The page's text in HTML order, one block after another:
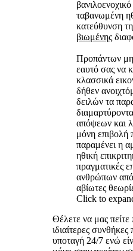
ταβανωμένη
κατεύθυνση
βιωμένης
Προπάντων
εαυτό σας να
κλασσικά
δήθεν
δειλών τα
απόψεων και
μόνη επιβολή
παραμένει η
ηθική
πραγματικές
ανθρώπων από
αβίωτες
Click to
Θέλετε να μας πείτε
ιδιαίτερες
υποταγή 24/7 ενώ